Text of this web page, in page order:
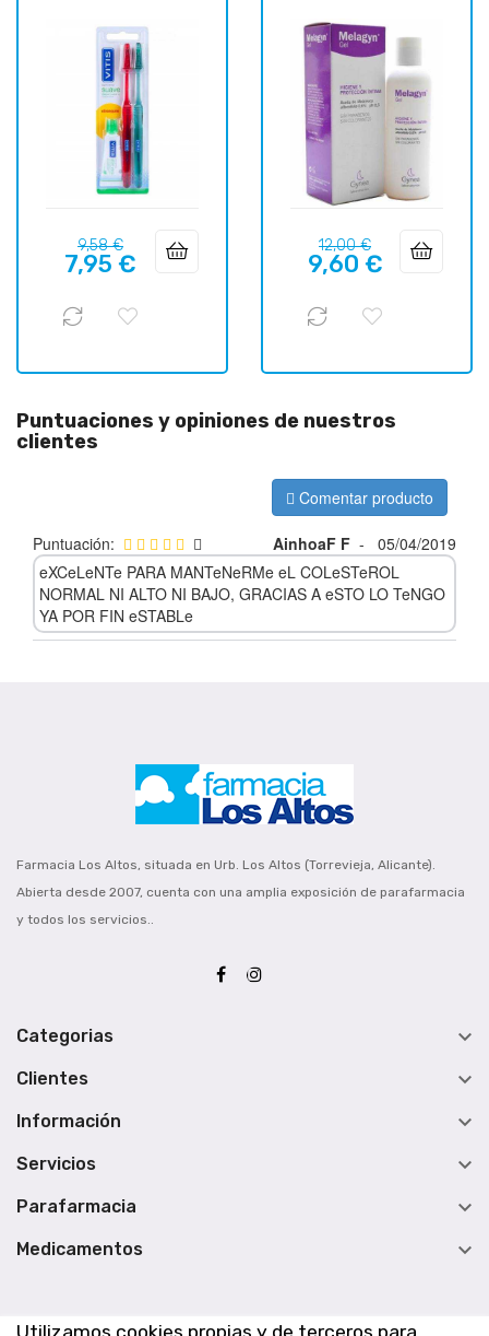
Utilizamos cookies propias y de terceros para
Precio
regular
9,58 €Precio
7,95 €
Precio
regular
12,00 €Precio
9,60 €
Puntuaciones y opiniones de nuestros
clientes
Comentar producto
Puntuación: AinhoaF F -
05/04/2019
eXCeLeNTe PARA MANTeNeRMe eL COLeSTeROL
NORMAL NI ALTO NI BAJO, GRACIAS A eSTO LO TeNGO
YA POR FIN eSTABLe
Farmacia Los Altos, situada en Urb. Los Altos (Torrevieja, Alicante).
Abierta desde 2007, cuenta con una amplia exposición de parafarmacia
y todos los servicios..
Categorias 
Clientes 
Información 
Servicios 
Parafarmacia 
Medicamentos 